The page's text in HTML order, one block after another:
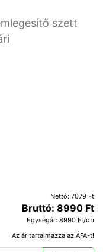
szett
Nettó: 7079 Ft
Bruttó: 8990 Ft
Egységár: 8990 Ft/db
Az ár tartalmazza az ÁFA-t!